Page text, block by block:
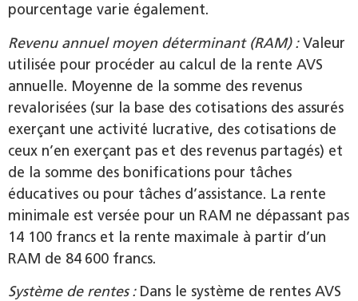
pourcentage varie également.
Revenu annuel moyen déterminant (RAM) :Valeur
utilisée pour procéder au calcul de la rente AVS
annuelle. Moyenne de la somme des revenus
revalorisées (sur la base des cotisations des assurés
exerçant une activité lucrative, des cotisations de
ceux n’en exerçant pas et des revenus partagés) et
de la somme des bonifications pour tâches
éducatives ou pour tâches d’assistance. La rente
minimale est versée pour un RAM ne dépassant pas
14 100 francs et la rente maximale à partir d’un
RAM de 84 600 francs.
Système de rentes :Dans le système de rentes AVS